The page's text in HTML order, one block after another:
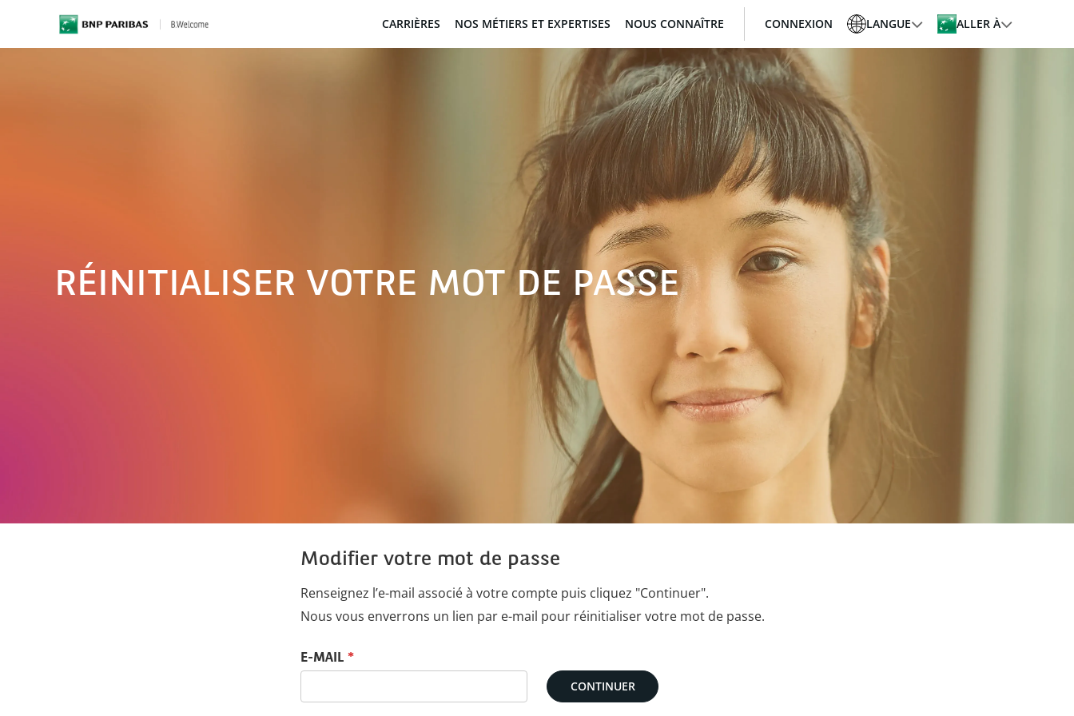
BNP Paribas CARRIÈRES NOS MÉTIERS ET EXPERTISES NOUS CONNAÎTRE CONNEXION LANGUE ALLER À
RÉINITIALISER VOTRE MOT DE PASSE
Modifier votre mot de passe
Renseignez l’e-mail associé à votre compte puis cliquez "Continuer".
Nous vous enverrons un lien par e-mail pour réinitialiser votre mot de passe.
Réinitialiser votre mot de passe avec votre e-mail
E-MAIL *
CONTINUER